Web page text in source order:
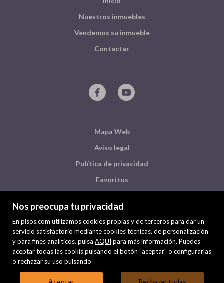
Nos preocupa tu privacidad
En pisos.com utilizamos cookies propias y de terceros para dar un
servicio satisfactorio mediante cookies técnicas, de personalización
y para fines analíticos. pulsa AQUÍ para más información. Puedes
aceptar todas las cookis pulsando el botón "aceptar" o configurarlas
o rechazar su uso pulsando
Nuestros inmuebles
Vendemos su inmueble
Contactar
Mapa Web
Aviso legal
Política de privacidad
Favoritos
Noticias
Política de cookies